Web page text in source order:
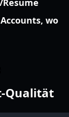
wo
Qualität